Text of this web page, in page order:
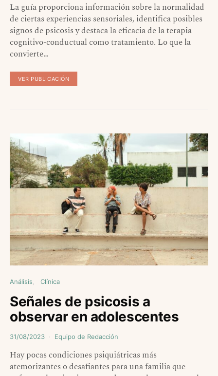
La guía proporciona información sobre la normalidad
de ciertas experiencias sensoriales, identifica posibles
signos de psicosis y destaca la eficacia de la terapia
cognitivo-conductual como tratamiento. Lo que la
convierte…
VER PUBLICACIÓN
Análisis Clínica
Señales de psicosis a
observar en adolescentes
31/08/2023 Equipo de Redacción
Hay pocas condiciones psiquiátricas más
atemorizantes o desafiantes para una familia que